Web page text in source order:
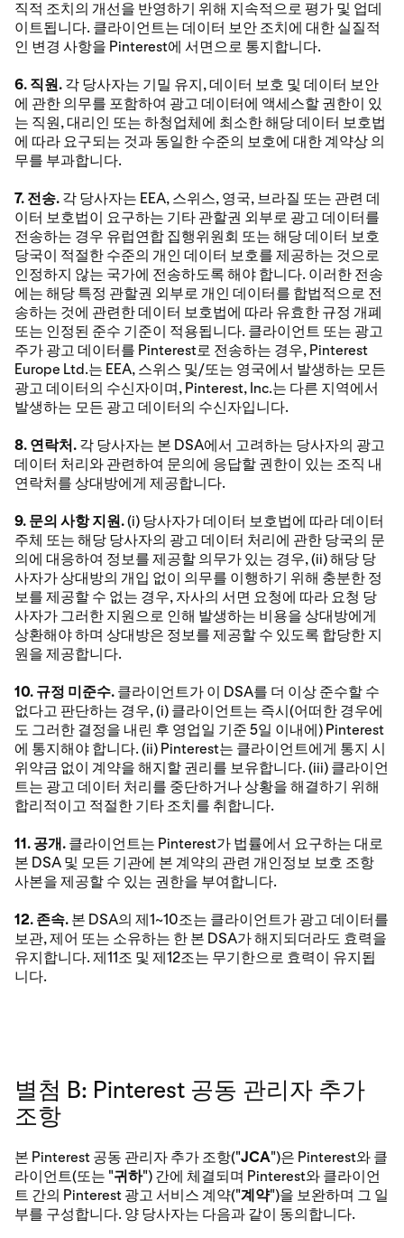
직적 조치의 개선을 반영하기 위해 지속적으로 평가 및 업데
이트됩니다. 클라이언트는 데이터 보안 조치에 대한 실질적
인 변경 사항을 Pinterest에 서면으로 통지합니다.
6. 직원. 각 당사자는 기밀 유지, 데이터 보호 및 데이터 보안
에 관한 의무를 포함하여 광고 데이터에 액세스할 권한이 있
는 직원, 대리인 또는 하청업체에 최소한 해당 데이터 보호법
에 따라 요구되는 것과 동일한 수준의 보호에 대한 계약상 의
무를 부과합니다.
7. 전송. 각 당사자는 EEA, 스위스, 영국, 브라질 또는 관련 데
이터 보호법이 요구하는 기타 관할권 외부로 광고 데이터를
전송하는 경우 유럽연합 집행위원회 또는 해당 데이터 보호
당국이 적절한 수준의 개인 데이터 보호를 제공하는 것으로
인정하지 않는 국가에 전송하도록 해야 합니다. 이러한 전송
에는 해당 특정 관할권 외부로 개인 데이터를 합법적으로 전
송하는 것에 관련한 데이터 보호법에 따라 유효한 규정 개폐
또는 인정된 준수 기준이 적용됩니다. 클라이언트 또는 광고
주가 광고 데이터를 Pinterest로 전송하는 경우, Pinterest
Europe Ltd.는 EEA, 스위스 및/또는 영국에서 발생하는 모든
광고 데이터의 수신자이며, Pinterest, Inc.는 다른 지역에서
발생하는 모든 광고 데이터의 수신자입니다.
8. 연락처. 각 당사자는 본 DSA에서 고려하는 당사자의 광고
데이터 처리와 관련하여 문의에 응답할 권한이 있는 조직 내
연락처를 상대방에게 제공합니다.
9. 문의 사항 지원.(i) 당사자가 데이터 보호법에 따라 데이터
주체 또는 해당 당사자의 광고 데이터 처리에 관한 당국의 문
의에 대응하여 정보를 제공할 의무가 있는 경우, (ii) 해당 당
사자가 상대방의 개입 없이 의무를 이행하기 위해 충분한 정
보를 제공할 수 없는 경우, 자사의 서면 요청에 따라 요청 당
사자가 그러한 지원으로 인해 발생하는 비용을 상대방에게
상환해야 하며 상대방은 정보를 제공할 수 있도록 합당한 지
원을 제공합니다.
10. 규정 미준수. 클라이언트가 이 DSA를 더 이상 준수할 수
없다고 판단하는 경우, (i) 클라이언트는 즉시(어떠한 경우에
도 그러한 결정을 내린 후 영업일 기준 5일 이내에) Pinterest
에 통지해야 합니다. (ii) Pinterest는 클라이언트에게 통지 시
위약금 없이 계약을 해지할 권리를 보유합니다. (iii) 클라이언
트는 광고 데이터 처리를 중단하거나 상황을 해결하기 위해
합리적이고 적절한 기타 조치를 취합니다.
11. 공개. 클라이언트는 Pinterest가 법률에서 요구하는 대로
본 DSA 및 모든 기관에 본 계약의 관련 개인정보 보호 조항
사본을 제공할 수 있는 권한을 부여합니다.
12. 존속. 본 DSA의 제1~10조는 클라이언트가 광고 데이터를
보관, 제어 또는 소유하는 한 본 DSA가 해지되더라도 효력을
유지합니다. 제11조 및 제12조는 무기한으로 효력이 유지됩
니다.
별첨 B: Pinterest 공동 관리자 추가
조항
본 Pinterest 공동 관리자 추가 조항("JCA")은 Pinterest와 클
라이언트(또는 "귀하") 간에 체결되며 Pinterest와 클라이언
트 간의 Pinterest 광고 서비스 계약("계약")을 보완하며 그 일
부를 구성합니다. 양 당사자는 다음과 같이 동의합니다.